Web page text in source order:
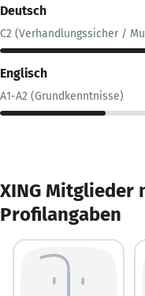
Deutsch
C2 (Verhandlungssicher /
Englisch
A1-A2 (Grundkenntnisse)
XING Mitglieder
Profilangaben